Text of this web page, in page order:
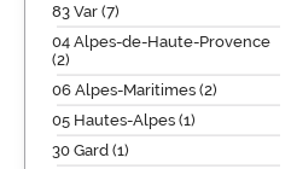
83 Var (7)
04 Alpes-de-Haute-Provence
(2)
06 Alpes-Maritimes (2)
05 Hautes-Alpes (1)
30 Gard (1)